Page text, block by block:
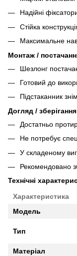
Надійні
Стійка
Максимальне
Монтаж /
Шезлонг
Готовий до
Підстаканник
Догляд / зберігання
Достатньо
Не потребує
У складеному
Рекомендовано
Технічні
Характеристика
Модель
Тип
Матеріал